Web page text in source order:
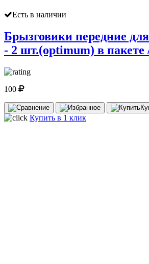
Есть в наличии
Брызговики передние
- 2 шт.(optimum) в
100
Купить в 1 клик